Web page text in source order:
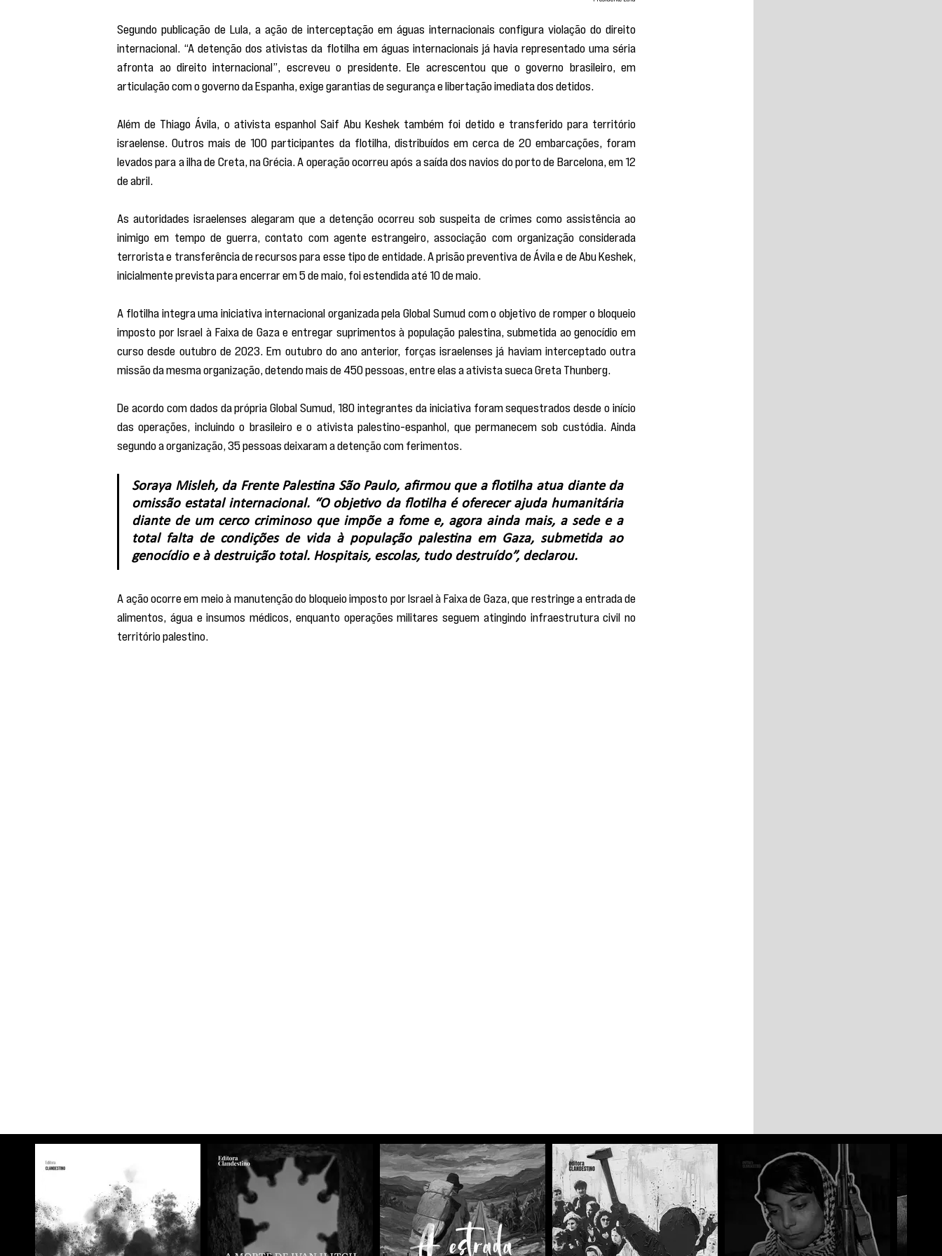
Segundo publicação de Lula, a ação de interceptação em águas internacionais configura violação do direito
internacional. “A detenção dos ativistas da flotilha em águas internacionais já havia representado uma séria
afronta ao direito internacional”, escreveu o presidente. Ele acrescentou que o governo brasileiro, em
articulação com o governo da Espanha, exige garantias de segurança e libertação imediata dos detidos.
Além de Thiago Ávila, o ativista espanhol Saif Abu Keshek também foi detido e transferido para território
israelense. Outros mais de 100 participantes da flotilha, distribuídos em cerca de 20 embarcações, foram
levados para a ilha de Creta, na Grécia. A operação ocorreu após a saída dos navios do porto de Barcelona, em 12
de abril.
As autoridades israelenses alegaram que a detenção ocorreu sob suspeita de crimes como assistência ao
inimigo em tempo de guerra, contato com agente estrangeiro, associação com organização considerada
terrorista e transferência de recursos para esse tipo de entidade. A prisão preventiva de Ávila e de Abu Keshek,
inicialmente prevista para encerrar em 5 de maio, foi estendida até 10 de maio.
A flotilha integra uma iniciativa internacional organizada pela Global Sumud com o objetivo de romper o bloqueio
imposto por Israel à Faixa de Gaza e entregar suprimentos à população palestina, submetida ao genocídio em
curso desde outubro de 2023. Em outubro do ano anterior, forças israelenses já haviam interceptado outra
missão da mesma organização, detendo mais de 450 pessoas, entre elas a ativista sueca Greta Thunberg.
De acordo com dados da própria Global Sumud, 180 integrantes da iniciativa foram sequestrados desde o início
das operações, incluindo o brasileiro e o ativista palestino-espanhol, que permanecem sob custódia. Ainda
segundo a organização, 35 pessoas deixaram a detenção com ferimentos.
Soraya Misleh, da Frente Palestina São Paulo, afirmou que a flotilha atua diante da
omissão estatal internacional. “O objetivo da flotilha é oferecer ajuda humanitária
diante de um cerco criminoso que impõe a fome e, agora ainda mais, a sede e a
total falta de condições de vida à população palestina em Gaza, submetida ao
genocídio e à destruição total. Hospitais, escolas, tudo destruído”, declarou.
A ação ocorre em meio à manutenção do bloqueio imposto por Israel à Faixa de Gaza, que restringe a entrada de
alimentos, água e insumos médicos, enquanto operações militares seguem atingindo infraestrutura civil no
território palestino.